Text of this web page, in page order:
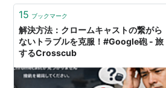
15 ブックマーク
解決方法：クロームキャストの繋がら
ないトラブルを克服！#Google砲 - 旅
するCrosscub